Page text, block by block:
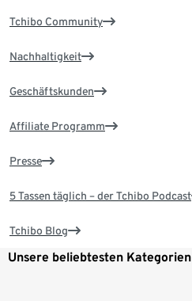
Tchibo Community
Nachhaltigkeit
Geschäftskunden
Affiliate Programm
Presse
5 Tassen täglich – der Tchibo Podcast
Tchibo Blog
Unsere beliebtesten Kategorien